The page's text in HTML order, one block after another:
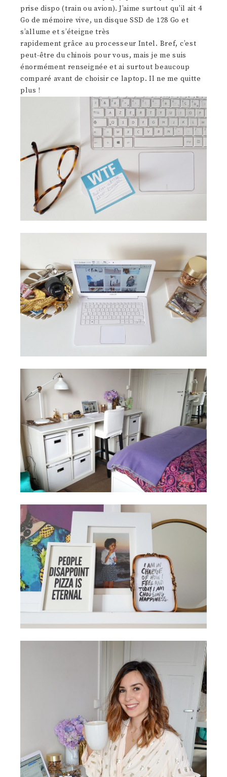
prise dispo (train ou avion). J’aime surtout qu’il ait 4
Go de mémoire vive, un disque SSD de 128 Go et
s’allume et s’éteigne très
rapidement grâce au processeur Intel. Bref, c’est
peut-être du chinois pour vous, mais je me suis
énormément renseignée et ai surtout beaucoup
comparé avant de choisir ce laptop. Il ne me quitte
plus !